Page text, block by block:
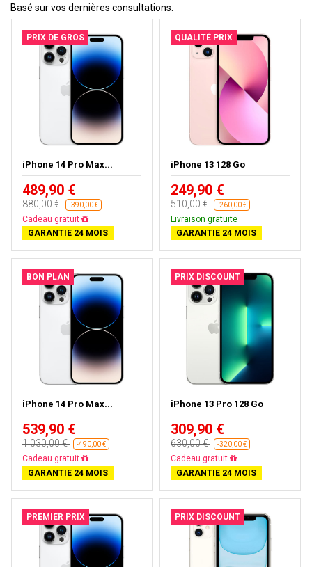
Basé sur vos dernières consultations.
PRIX DE GROS
iPhone 14 Pro Max...
489,90 €
880,00 € -390,00 €
Cadeau gratuit
GARANTIE 24 MOIS
QUALITÉ PRIX
iPhone 13 128 Go
249,90 €
510,00 € -260,00 €
Livraison gratuite
GARANTIE 24 MOIS
BON PLAN
iPhone 14 Pro Max...
539,90 €
1 030,00 € -490,00 €
Cadeau gratuit
GARANTIE 24 MOIS
PRIX DISCOUNT
iPhone 13 Pro 128 Go
309,90 €
630,00 € -320,00 €
Cadeau gratuit
GARANTIE 24 MOIS
PREMIER PRIX PRIX DISCOUNT